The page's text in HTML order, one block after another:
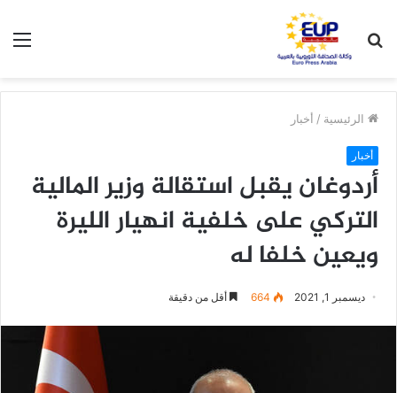
عن
الرئيسية / أخبار
أخبار
أردوغان يقبل استقالة وزير المالية
التركي على خلفية انهيار الليرة
ويعين خلفا له
ديسمبر 1, 2021 664 أقل من دقيقة